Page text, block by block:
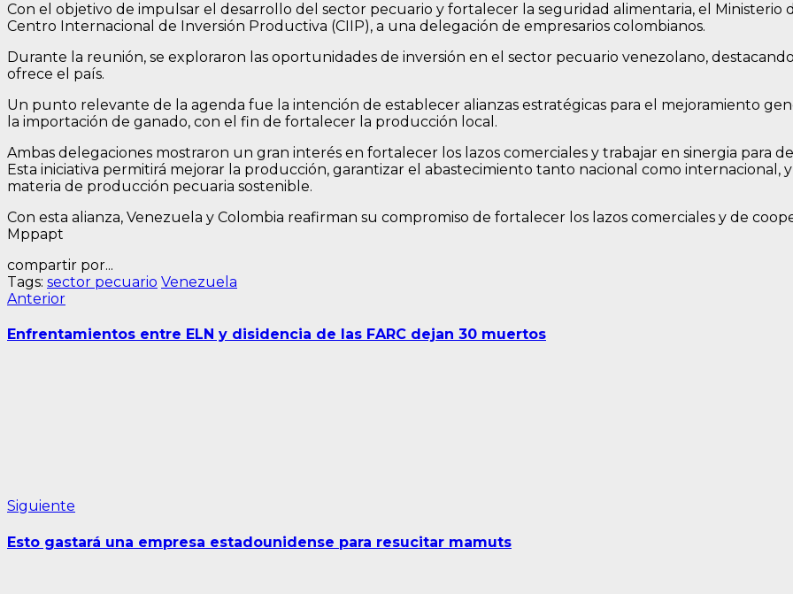
Con el objetivo de impulsar el desarrollo del sector pecuario y fortalecer la seguridad alimentaria, el Ministerio
Centro Internacional de Inversión Productiva (CIIP), a una delegación de empresarios colombianos.
Durante la reunión, se exploraron las oportunidades de inversión en el sector pecuario venezolano,
ofrece el país.
Un punto relevante de la agenda fue la intención de establecer alianzas estratégicas para el mejoramiento
la importación de ganado, con el fin de fortalecer la producción local.
Ambas delegaciones mostraron un gran interés en fortalecer los lazos comerciales y trabajar en sinergia para
Esta iniciativa permitirá mejorar la producción, garantizar el abastecimiento tanto nacional como internacional,
materia de producción pecuaria sostenible.
Con esta alianza, Venezuela y Colombia reafirman su compromiso de fortalecer los lazos comerciales y de
Mppapt
compartir por...
Tags: sector pecuario Venezuela
Navegación
de
AnteriorEntrada
Enfrentamientos entre ELN y disidencia de las FARC dejan 30 muertos
Siguiente
Esto gastará una empresa estadounidense para resucitar mamuts